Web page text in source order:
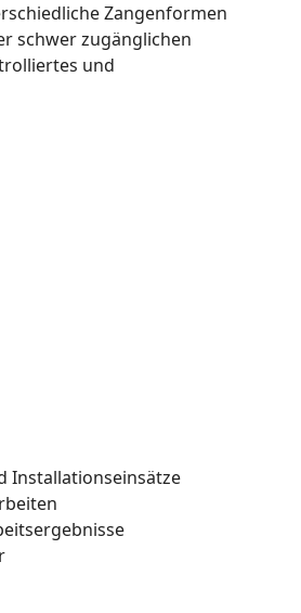
Zangenformen
schwer zugänglichen
und
Installationseinsätze